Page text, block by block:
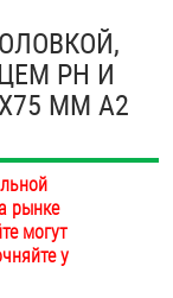
PH И
ММ А2
рынке
могут
у